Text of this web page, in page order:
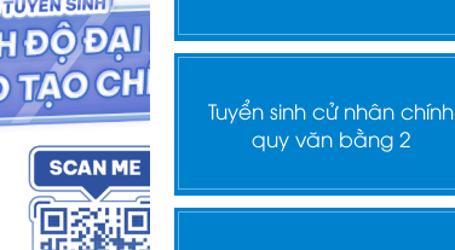
Tuyển sinh cử nhân chính
quy văn bằng 2